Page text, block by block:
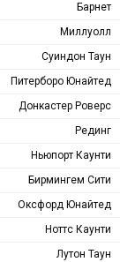
Барнет
Миллуолл
Суиндон Таун
Питерборо Юнайтед
Донкастер Роверс
Рединг
Ньюпорт Каунти
Бирмингем Сити
Оксфорд Юнайтед
Ноттс Каунти
Лутон Таун